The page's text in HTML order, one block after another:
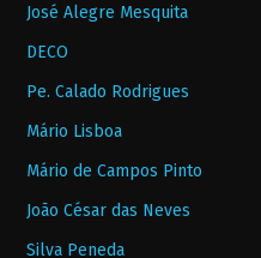
José Alegre Mesquita
DECO
Pe. Calado Rodrigues
Mário Lisboa
Mário de Campos Pinto
João César das Neves
Silva Peneda